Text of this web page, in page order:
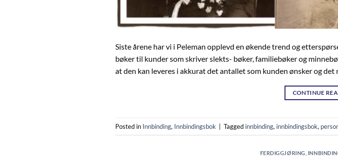
Siste årene har vi i Peleman opplevd en økende trend og
bøker til kunder som skriver slekts- bøker, familiebøker og
at den kan leveres i akkurat det antallet som kunden ønsker og det
CONTINUE
Posted in Innbinding, Innbindingsbok Tagged innbinding, innbindingsbok,
FERDIGGJØRING